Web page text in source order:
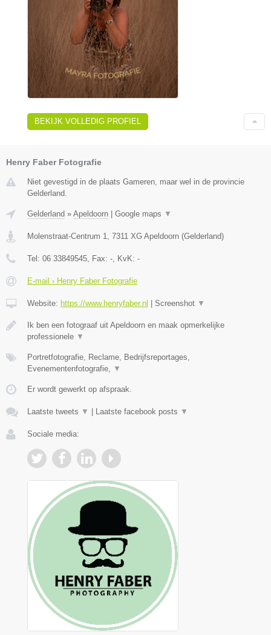
BEKIJK VOLLEDIG PROFIEL
Henry Faber Fotografie
Niet gevestigd in de plaats Gameren, maar wel in de provincie
Gelderland.
Gelderland » Apeldoorn Google maps ▼
Molenstraat-Centrum 1, 7311 XG Apeldoorn (Gelderland)
Tel: 06 33849545, Fax: -, KvK: -
E-mail › Henry Faber Fotografie
Website: https://www.henryfaber.nl Screenshot ▼
Ik ben een fotograaf uit Apeldoorn en maak opmerkelijke
professionele ▼
Portretfotografie, Reclame, Bedrijfsreportages,
Evenementenfotografie, ▼
Er wordt gewerkt op afspraak.
Laatste tweets ▼ Laatste facebook posts ▼
Sociale media: